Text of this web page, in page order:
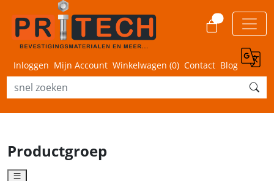
Inloggen Mijn Account Winkelwagen (0) Contact Blog
Productgroep